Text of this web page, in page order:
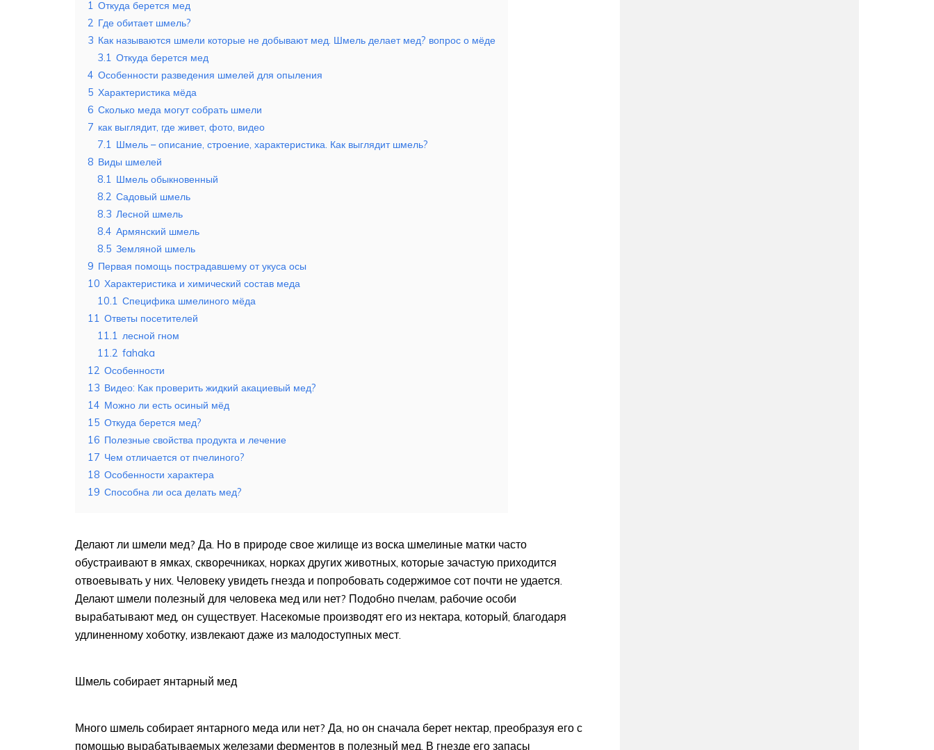
1 Откуда берется мед
2 Где обитает шмель?
3 Как называются шмели которые не добывают мед. Шмель делает мед? вопрос о мёде
3.1 Откуда берется мед
4 Особенности разведения шмелей для опыления
5 Характеристика мёда
6 Сколько меда могут собрать шмели
7 как выглядит, где живет, фото, видео
7.1 Шмель – описание, строение, характеристика. Как выглядит шмель?
8 Виды шмелей
8.1 Шмель обыкновенный
8.2 Садовый шмель
8.3 Лесной шмель
8.4 Армянский шмель
8.5 Земляной шмель
9 Первая помощь пострадавшему от укуса осы
10 Характеристика и химический состав меда
10.1 Специфика шмелиного мёда
11 Ответы посетителей
11.1 лесной гном
11.2 fahaka
12 Особенности
13 Видео: Как проверить жидкий акациевый мед?
14 Можно ли есть осиный мёд
15 Откуда берется мед?
16 Полезные свойства продукта и лечение
17 Чем отличается от пчелиного?
18 Особенности характера
19 Способна ли оса делать мед?
Делают ли шмели мед? Да. Но в природе свое жилище из воска шмелиные матки часто
обустраивают в ямках, скворечниках, норках других животных, которые зачастую приходится
отвоевывать у них. Человеку увидеть гнезда и попробовать содержимое сот почти не удается.
Делают шмели полезный для человека мед или нет? Подобно пчелам, рабочие особи
вырабатывают мед, он существует. Насекомые производят его из нектара, который, благодаря
удлиненному хоботку, извлекают даже из малодоступных мест.
Шмель собирает янтарный мед
Много шмель собирает янтарного меда или нет? Да, но он сначала берет нектар, преобразуя его с
помощью вырабатываемых железами ферментов в полезный мед. В гнезде его запасы